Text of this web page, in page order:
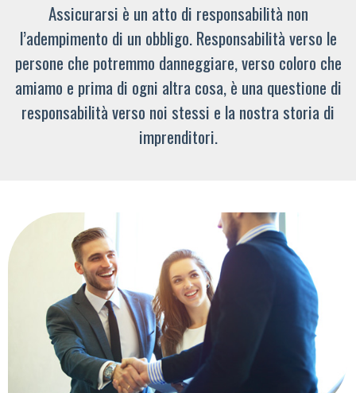
Assicurarsi è un atto di responsabilità non
l’adempimento di un obbligo. Responsabilità verso le
persone che potremmo danneggiare, verso coloro che
amiamo e prima di ogni altra cosa, è una questione di
responsabilità verso noi stessi e la nostra storia di
imprenditori.